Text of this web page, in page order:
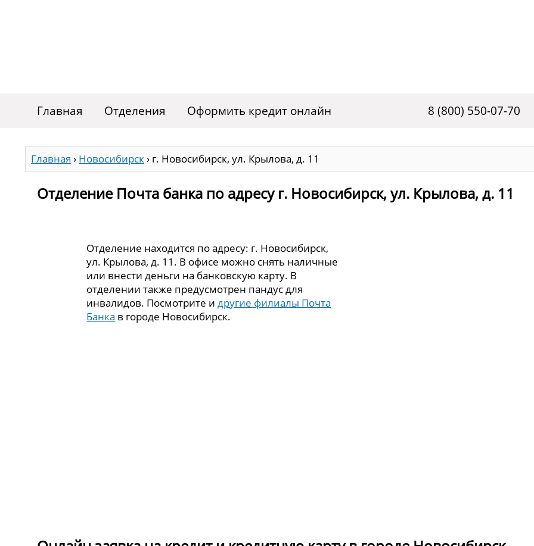
Главная Отделения Оформить кредит онлайн 8 (800) 550-07-70
Главная › Новосибирск› г. Новосибирск, ул. Крылова, д. 11
Отделение Почта банка по адресу г. Новосибирск, ул. Крылова, д. 11
Отделение находится по адресу: г. Новосибирск,
ул. Крылова, д. 11. В офисе можно снять наличные
или внести деньги на банковскую карту. В
отделении также предусмотрен пандус для
инвалидов. Посмотрите идругие филиалы Почта
Банка в городе Новосибирск.